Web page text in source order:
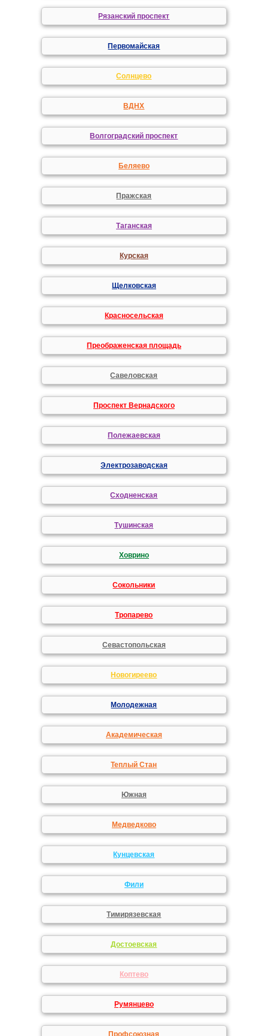
Рязанский проспект
Первомайская
Солнцево
ВДНХ
Волгоградский проспект
Беляево
Пражская
Таганская
Курская
Щелковская
Красносельская
Преображенская площадь
Савеловская
Проспект Вернадского
Полежаевская
Электрозаводская
Сходненская
Тушинская
Ховрино
Сокольники
Тропарево
Севастопольская
Новогиреево
Молодежная
Академическая
Теплый Стан
Южная
Медведково
Кунцевская
Фили
Тимирязевская
Достоевская
Коптево
Румянцево
Профсоюзная